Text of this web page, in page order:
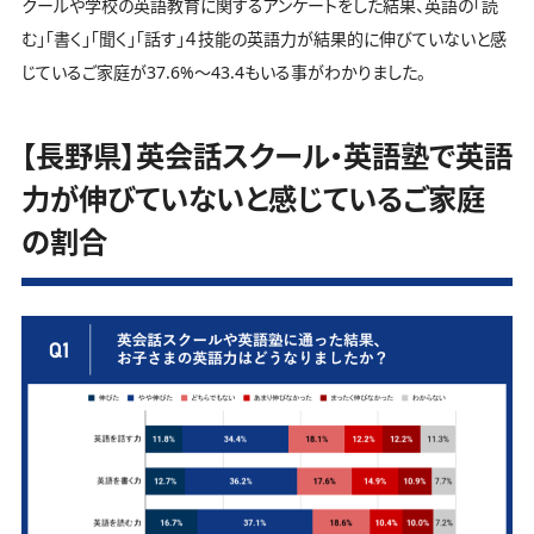
クールや学校の英語教育に関するアンケートをした結果、英語の「読
む」「書く」「聞く」「話す」４技能の英語力が結果的に伸びていないと感
じているご家庭が37.6%～43.4もいる事がわかりました。
【長野県】英会話スクール・英語塾で英語
力が伸びていないと感じているご家庭
の割合